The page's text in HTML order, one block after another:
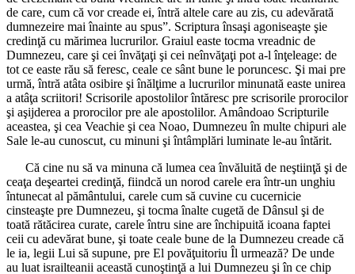
de care, cum că vor creade ei, întră altele care au zis, cu adevărată
dumnezeire mai înainte au spus”. Scriptura însaşi agoniseaşte şie
credinţă cu mărimea lucrurilor. Graiul easte tocma vreadnic de
Dumnezeu, care şi cei învăţaţi şi cei neînvăţaţi pot a-l înţeleage: de
tot ce easte rău să feresc, ceale ce sânt bune le poruncesc. Şi mai pre
urmă, întră atâta osibire şi înălţime a lucrurilor minunată easte unirea
a atâţa scriitori! Scrisorile apostolilor întăresc pre scrisorile prorocilor
şi aşijderea a prorocilor pre ale apostolilor. Amândoao Scripturile
aceastea, şi cea Veachie şi cea Noao, Dumnezeu în multe chipuri ale
Sale le-au cunoscut, cu minuni şi întâmplări luminate le-au întărit.
Că cine nu să va minuna că lumea cea învăluită de neştiinţă şi de
ceaţa deşeartei credinţă, fiindcă un norod carele era într-un unghiu
întunecat al pământului, carele cum să cuvine cu cucernicie
cinsteaşte pre Dumnezeu, şi tocma înalte cugetă de Dânsul şi de
toată rătăcirea curate, carele întru sine are închipuită icoana faptei
ceii cu adevărat bune, şi toate ceale bune de la Dumnezeu creade că
le ia, legii Lui să supune, pre El povăţuitoriu Îl urmează? De unde
au luat israilteanii această cunoştinţă a lui Dumnezeu şi în ce chip